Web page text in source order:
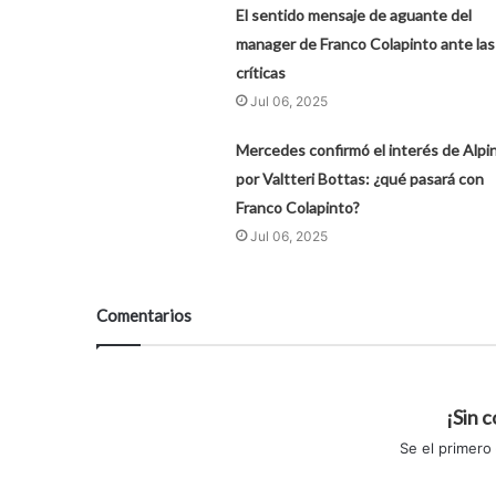
El sentido mensaje de aguante del
manager de Franco Colapinto ante las
críticas
Jul 06, 2025
Mercedes confirmó el interés de
por Valtteri Bottas: ¿qué pasará con
Franco Colapinto?
Jul 06, 2025
Comentarios
¡Sin
Se el